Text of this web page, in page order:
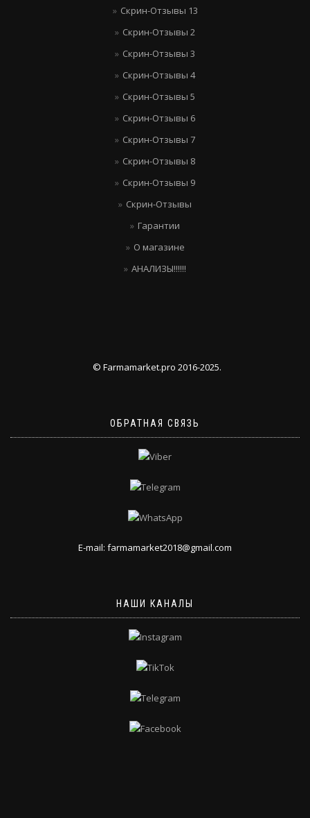
Скрин-Отзывы 13
Скрин-Отзывы 2
Скрин-Отзывы 3
Скрин-Отзывы 4
Скрин-Отзывы 5
Скрин-Отзывы 6
Скрин-Отзывы 7
Скрин-Отзывы 8
Скрин-Отзывы 9
Скрин-Отзывы
Гарантии
О магазине
АНАЛИЗЫ!!!!!!
© Farmamarket.pro 2016-2025.
ОБРАТНАЯ СВЯЗЬ
E-mail: farmamarket2018@gmail.com
НАШИ КАНАЛЫ